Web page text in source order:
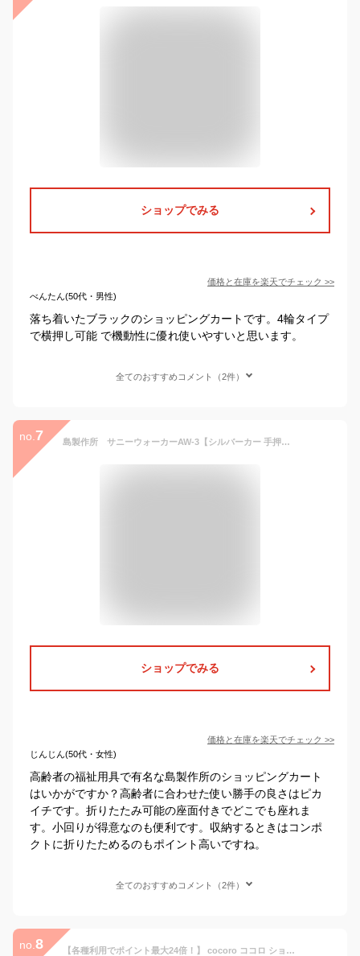
ショップでみる
価格と在庫を楽天でチェック >>
べんたん(50代・男性)
落ち着いたブラックのショッピングカートです。4輪タイプ
で横押し可能 で機動性に優れ使いやすいと思います。
全てのおすすめコメント（2件）
no. 7 島製作所 サニーウォーカーAW-3【シルバーカー 手押し車 老人 ショッピングカート おしゃれ シルバーカート 軽量 お買いものカート 高齢者 折りたたみ 老人車 キャリー 4輪 介護用品 】
ショップでみる
価格と在庫を楽天でチェック >>
じんじん(50代・女性)
高齢者の福祉用具で有名な島製作所のショッピングカート
はいかがですか？高齢者に合わせた使い勝手の良さはピカ
イチです。折りたたみ可能の座面付きでどこでも座れま
す。小回りが得意なのも便利です。収納するときはコンポ
クトに折りたためるのもポイント高いですね。
全てのおすすめコメント（2件）
no. 8 【各種利用でポイント最大24倍！】 cocoro ココロ ショッピングカート 椅子付き FLOWER フラワー 折りたたみ おしゃれ 軽量 ショッピング カート キャリーバッグ キャリーカート キャリー バッグ 保冷バッグ 保冷 カート ( 買い物カート トートバック 座れる )